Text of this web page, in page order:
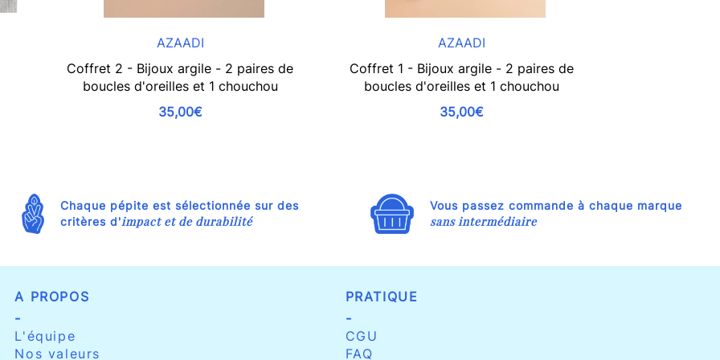
AZAADI
Coffret 2 - Bijoux argile - 2 paires de
boucles d'oreilles et 1 chouchou
35,00€
AZAADI
Coffret 1 - Bijoux argile - 2 paires de
boucles d'oreilles et 1 chouchou
35,00€
Chaque pépite est sélectionnée sur des
critères d'impact et de durabilité
Vous passez commande à chaque marque
sans intermédiaire
A PROPOS
-
L'équipe
Nos valeurs
PRATIQUE
-
CGU
FAQ